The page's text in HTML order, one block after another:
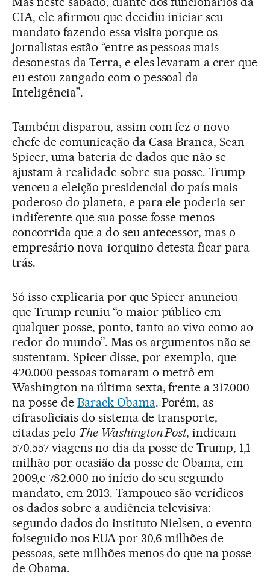
CIA, ele afirmou que decidiu iniciar seu
mandato fazendo essa visita porque os
jornalistas estão “entre as pessoas mais
desonestas da Terra, e eles levaram a crer que
eu estou zangado com o pessoal da
Inteligência”.
Também disparou, assim com fez o novo
chefe de comunicação da Casa Branca, Sean
Spicer, uma bateria de dados que não se
ajustam à realidade sobre sua posse. Trump
venceu a eleição presidencial do país mais
poderoso do planeta, e para ele poderia ser
indiferente que sua posse fosse menos
concorrida que a do seu antecessor, mas o
empresário nova-iorquino detesta ficar para
trás.
Só isso explicaria por que Spicer anunciou
que Trump reuniu “o maior público em
qualquer posse, ponto, tanto ao vivo como ao
redor do mundo”. Mas os argumentos não se
sustentam. Spicer disse, por exemplo, que
420.000 pessoas tomaram o metrô em
Washington na última sexta, frente a 317.000
na posse de Barack Obama. Porém, as
cifrasoficiais do sistema de transporte,
citadas pelo The Washington Post, indicam
570.557 viagens no dia da posse de Trump, 1,1
milhão por ocasião da posse de Obama, em
2009,e 782.000 no início do seu segundo
mandato, em 2013. Tampouco são verídicos
os dados sobre a audiência televisiva:
segundo dados do instituto Nielsen, o evento
foiseguido nos EUA por 30,6 milhões de
pessoas, sete milhões menos do que na posse
de Obama.